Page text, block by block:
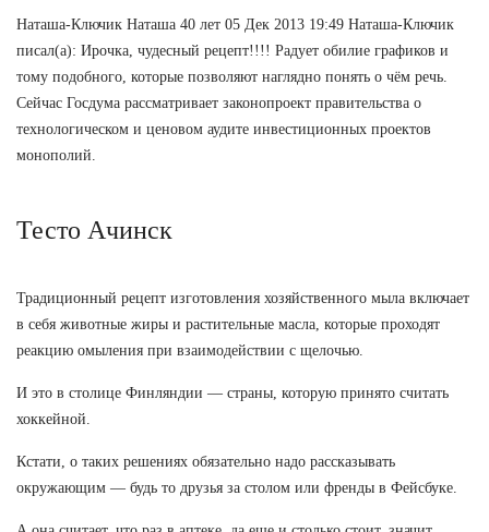
Наташа-Ключик Наташа 40 лет 05 Дек 2013 19:49 Наташа-Ключик
писал(а): Ирочка, чудесный рецепт!!!! Радует обилие графиков и
тому подобного, которые позволяют наглядно понять о чём речь.
Сейчас Госдума рассматривает законопроект правительства о
технологическом и ценовом аудите инвестиционных проектов
монополий.
Тесто Ачинск
Традиционный рецепт изготовления хозяйственного мыла включает
в себя животные жиры и растительные масла, которые проходят
реакцию омыления при взаимодействии с щелочью.
И это в столице Финляндии — страны, которую принято считать
хоккейной.
Кстати, о таких решениях обязательно надо рассказывать
окружающим — будь то друзья за столом или френды в Фейсбуке.